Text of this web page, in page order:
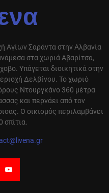
Αγίων Σαράντα στην Αλβανία
στα χωριά Αβαρίτσα,
Υπάγεται διοικητικά στην
Δελβίνου. Το χωριό
Ντουργκάνο 360 μέτρα
και περνάει από τον
Ο οικισμός περιλαμβάνει
σπίτια.